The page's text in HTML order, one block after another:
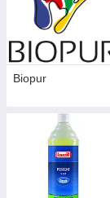
Biopur